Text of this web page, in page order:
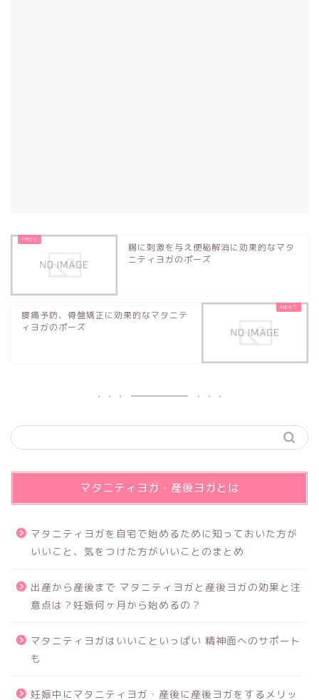
腸に刺激を与え便秘解消に効果的なマタ
ニティヨガのポーズ
腰痛予防、骨盤矯正に効果的なマタニテ
ィヨガのポーズ
マタニティヨガ・産後ヨガとは
マタニティヨガを自宅で始めるために知っておいた方が
いいこと、気をつけた方がいいことのまとめ
出産から産後まで マタニティヨガと産後ヨガの効果と注
意点は？妊娠何ヶ月から始めるの？
マタニティヨガはいいこといっぱい 精神面へのサポート
も
妊娠中にマタニティヨガ・産後に産後ヨガをするメリッ